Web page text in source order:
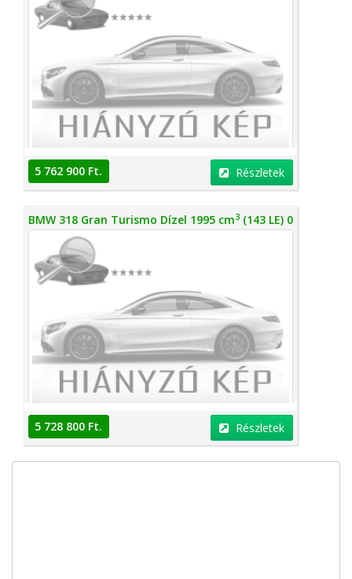
5 762 900 Ft. Részletek
BMW 318 Gran Turismo Dízel 1995 cm3 (143 LE) 0
5 728 800 Ft. Részletek